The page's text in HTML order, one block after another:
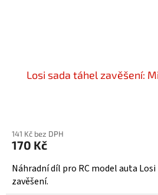
Losi sada táhel zavěšení:
produktu
je
5,0
z
5
141 Kč bez DPH
170 Kč
Náhradní díl pro RC model auta
zavěšení.